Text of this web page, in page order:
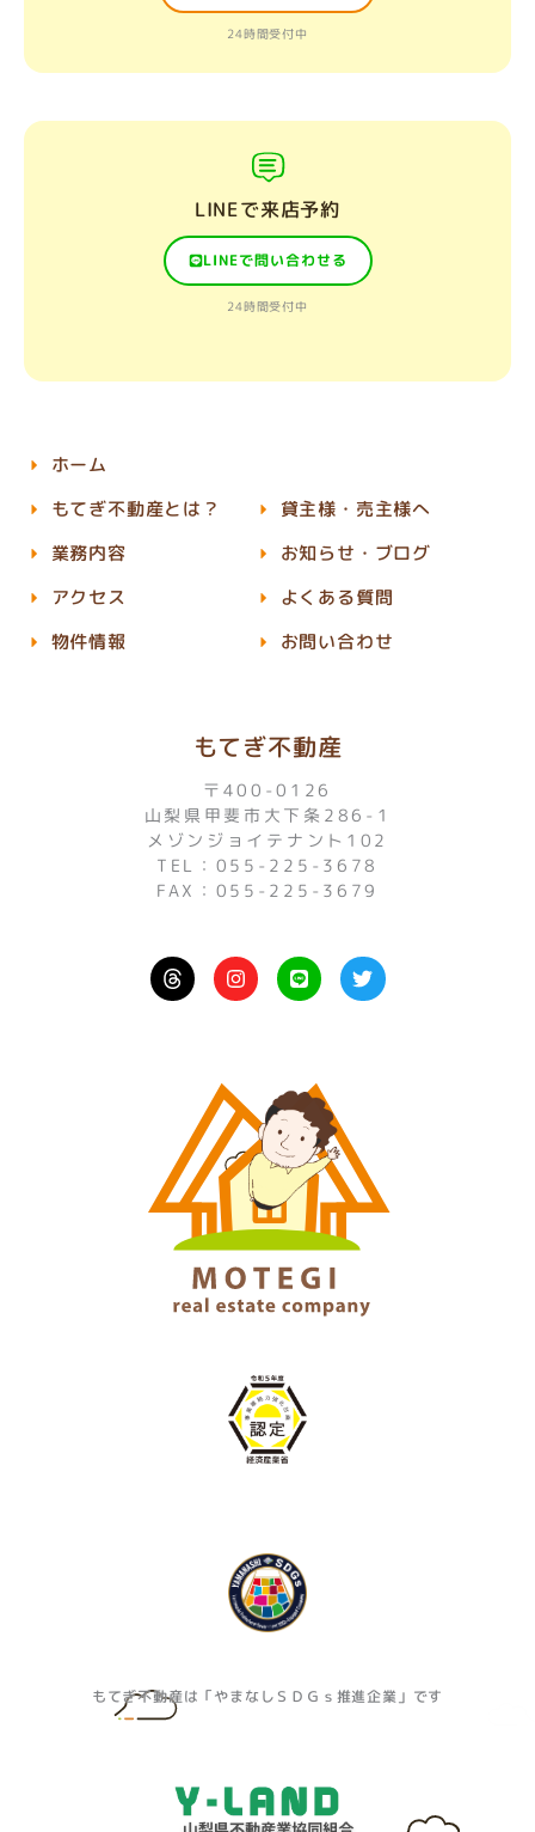
24時間受付中
LINEで来店予約
LINEで問い合わせる
24時間受付中
もてぎ不動産
〒400-0126
山梨県甲斐市大下条286-1
メゾンジョイテナント102
TEL：055-225-3678
FAX：055-225-3679
I
n
s
r
a
m
L
i
n
T
w
i
もてぎ不動産は「やまなしＳＤＧｓ推進企業」です
ホーム
もてぎ不動産とは？
業務内容
アクセス
物件情報
貸主様・売主様へ
お知らせ・ブログ
よくある質問
お問い合わせ